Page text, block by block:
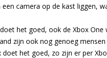
camera op de kast liggen,
het goed, ook de Xbox
zijn ook nog genoeg
het goed, zo zijn er per